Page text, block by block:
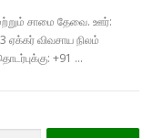
சாமை தேவை. ஊர்:
ஏக்கர் விவசாய நிலம்
+91 …